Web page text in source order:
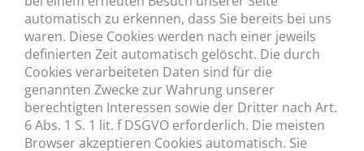
automatisch zu erkennen, dass Sie bereits bei uns
waren. Diese Cookies werden nach einer jeweils
definierten Zeit automatisch gelöscht. Die durch
Cookies verarbeiteten Daten sind für die
genannten Zwecke zur Wahrung unserer
berechtigten Interessen sowie der Dritter nach Art.
6 Abs. 1 S. 1 lit. f DSGVO erforderlich. Die meisten
Browser akzeptieren Cookies automatisch. Sie